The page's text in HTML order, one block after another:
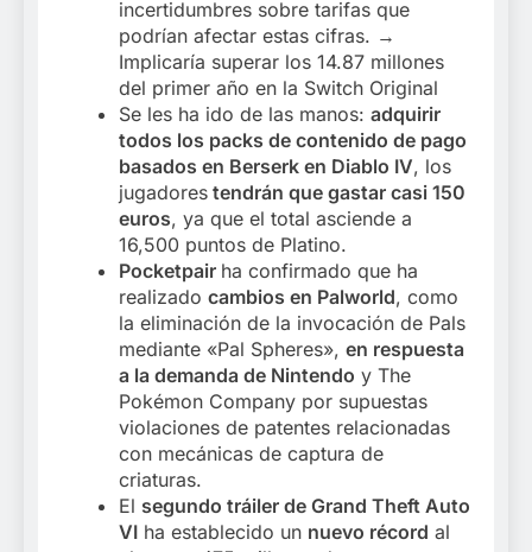
incertidumbres sobre tarifas que
podrían afectar estas cifras. →
Implicaría superar los 14.87 millones
del primer año en la Switch Original
Se les ha ido de las manos: adquirir
todos los packs de contenido de pago
basados en Berserk en Diablo IV, los
jugadores tendrán que gastar casi 150
euros, ya que el total asciende a
16,500 puntos de Platino.
Pocketpair ha confirmado que ha
realizado cambios en Palworld, como
la eliminación de la invocación de Pals
mediante «Pal Spheres», en respuesta
a la demanda de Nintendo y The
Pokémon Company por supuestas
violaciones de patentes relacionadas
con mecánicas de captura de
criaturas.
El segundo tráiler de Grand Theft Auto
VI ha establecido un nuevo récord al